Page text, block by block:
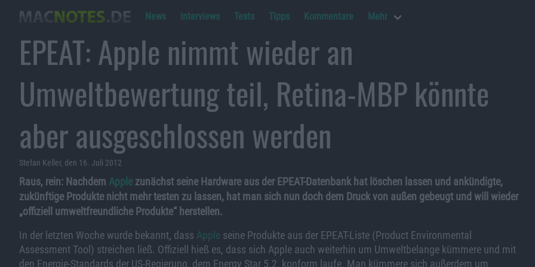
News Interviews Tests Tipps Kommentare Mehr
EPEAT: Apple nimmt wieder an
Umweltbewertung teil, Retina-MBP könnte
aber ausgeschlossen werden
Stefan Keller, den 16. Juli 2012
Raus, rein: Nachdem Apple zunächst seine Hardware aus der EPEAT-Datenbank hat löschen lassen und ankündigte,
zukünftige Produkte nicht mehr testen zu lassen, hat man sich nun doch dem Druck von außen gebeugt und will wieder
„offiziell umweltfreundliche Produkte“ herstellen.
In der letzten Woche wurde bekannt, dass Apple seine Produkte aus der EPEAT-Liste (Product Environmental
Assessment Tool) streichen ließ. Offiziell hieß es, dass sich Apple auch weiterhin um Umweltbelange kümmere und mit
den Energie-Standards der US-Regierung, dem Energy Star 5.2, konform laufe. Man kümmere sich außerdem um